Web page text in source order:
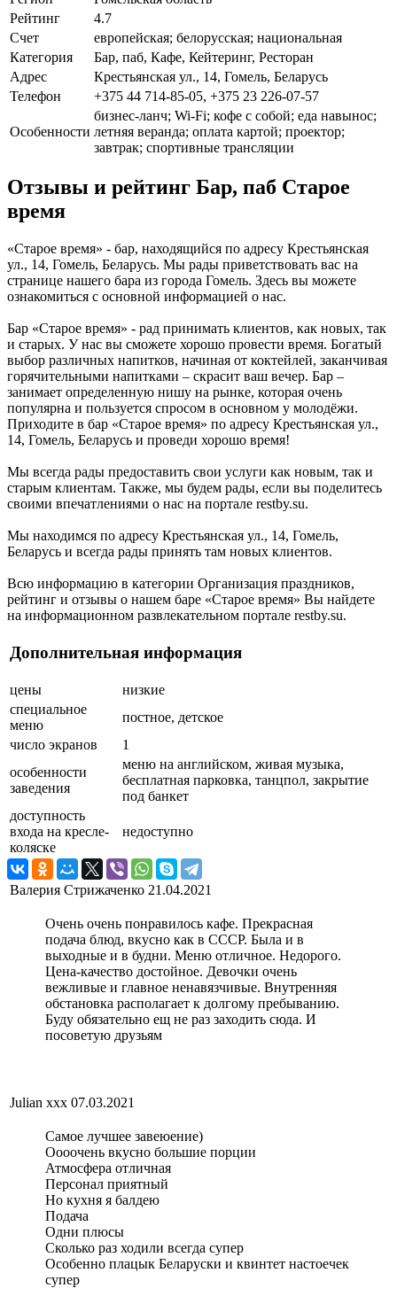
Рейтинг
4.7
Счет
европейская; белорусская; национальная
Категория
Бар, паб, Кафе, Кейтеринг, Ресторан
Адрес
Крестьянская ул., 14, Гомель, Беларусь
Телефон
+375 44 714-85-05, +375 23 226-07-57
Особенности
бизнес-ланч; Wi-Fi; кофе с собой; еда навынос;
летняя веранда; оплата картой; проектор;
завтрак; спортивные трансляции
Отзывы и рейтинг Бар, паб Старое
время
«Старое время» - бар, находящийся по адресу Крестьянская
ул., 14, Гомель, Беларусь. Мы рады приветствовать вас на
странице нашего бара из города Гомель. Здесь вы можете
ознакомиться с основной информацией о нас.
Бар «Старое время» - рад принимать клиентов, как новых, так
и старых. У нас вы сможете хорошо провести время. Богатый
выбор различных напитков, начиная от коктейлей, заканчивая
горячительными напитками – скрасит ваш вечер. Бар –
занимает определенную нишу на рынке, которая очень
популярна и пользуется спросом в основном у молодёжи.
Приходите в бар «Старое время» по адресу Крестьянская ул.,
14, Гомель, Беларусь и проведи хорошо время!
Мы всегда рады предоставить свои услуги как новым, так и
старым клиентам. Также, мы будем рады, если вы поделитесь
своими впечатлениями о нас на портале restby.su.
Мы находимся по адресу Крестьянская ул., 14, Гомель,
Беларусь и всегда рады принять там новых клиентов.
Всю информацию в категории Организация праздников,
рейтинг и отзывы о нашем баре «Старое время» Вы найдете
на информационном развлекательном портале restby.su.
Дополнительная информация
цены
низкие
специальное
меню
постное, детское
число экранов
1
особенности
заведения
меню на английском, живая музыка,
бесплатная парковка, танцпол, закрытие
под банкет
доступность
входа на кресле-
коляске
недоступно
Валерия Стрижаченко 21.04.2021
Очень очень понравилось кафе. Прекрасная
подача блюд, вкусно как в СССР. Была и в
выходные и в будни. Меню отличное. Недорого.
Цена-качество достойное. Девочки очень
вежливые и главное ненавязчивые. Внутренняя
обстановка располагает к долгому пребыванию.
Буду обязательно ещ не раз заходить сюда. И
посоветую друзьям
Julian xxx 07.03.2021
Самое лучшее завеюение)
Оооочень вкусно большие порции
Атмосфера отличная
Персонал приятный
Но кухня я балдею
Подача
Одни плюсы
Сколько раз ходили всегда супер
Особенно плацык Беларуски и квинтет настоечек
супер